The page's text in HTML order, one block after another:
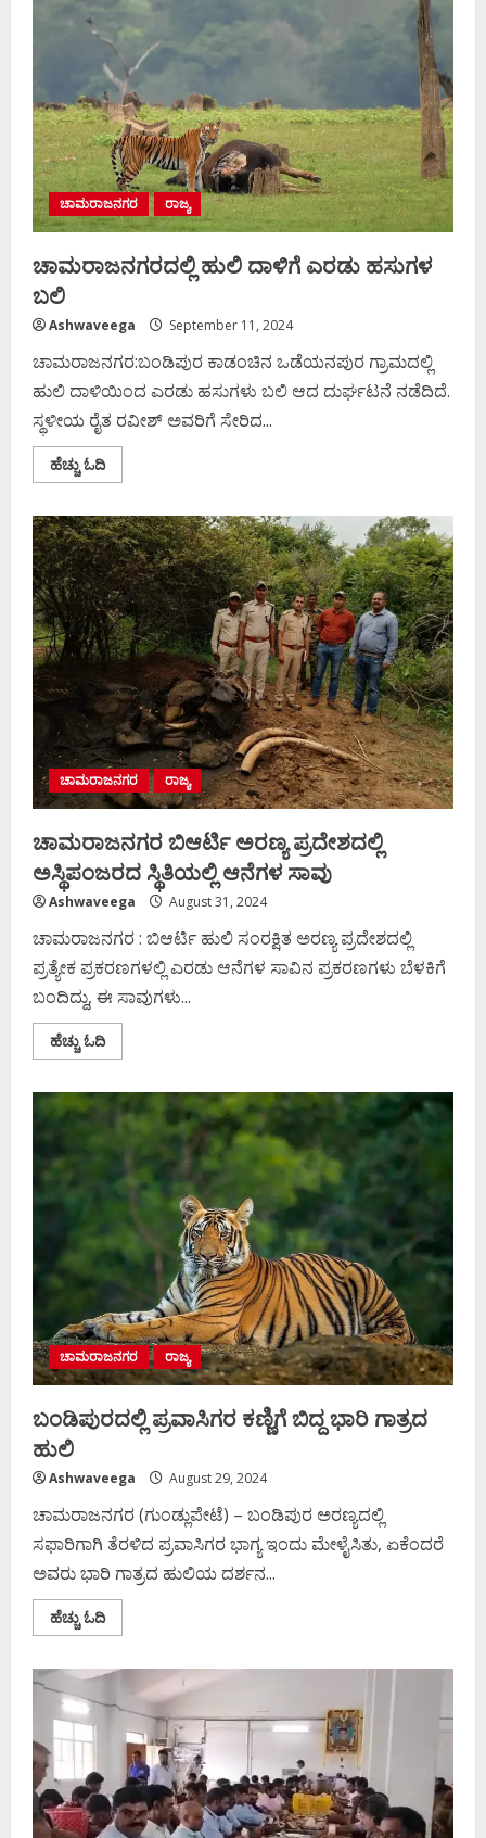
ಹೃದಯಾಘಾತ
ಚಾಮರಾಜನಗರ ರಾಜ್ಯ
ಚಾಮರಾಜನಗರದಲ್ಲಿ ಹುಲಿ ದಾಳಿಗೆ ಎರಡು ಹಸುಗಳ
ಬಲಿ
Ashwaveega September 11, 2024
ಚಾಮರಾಜನಗರ:ಬಂಡಿಪುರ ಕಾಡಂಚಿನ ಒಡೆಯನಪುರ ಗ್ರಾಮದಲ್ಲಿ
ಹುಲಿ ದಾಳಿಯಿಂದ ಎರಡು ಹಸುಗಳು ಬಲಿ ಆದ ದುರ್ಘಟನೆ ನಡೆದಿದೆ.
ಸ್ಥಳೀಯ ರೈತ ರವೀಶ್ ಅವರಿಗೆ ಸೇರಿದ...
ಹೆಚ್ಚು ಓದಿRead
more
ಹುಲಿ
ದಾಳಿಗೆ
ಎರಡು
ಹಸುಗಳ
ಬಲಿ
ಚಾಮರಾಜನಗರ ರಾಜ್ಯ
ಚಾಮರಾಜನಗರ ಬಿಆರ್ಟಿ ಅರಣ್ಯ ಪ್ರದೇಶದಲ್ಲಿ
ಅಸ್ಥಿಪಂಜರದ ಸ್ಥಿತಿಯಲ್ಲಿ ಆನೆಗಳ ಸಾವು
Ashwaveega August 31, 2024
ಚಾಮರಾಜನಗರ : ಬಿಆರ್ಟಿ ಹುಲಿ ಸಂರಕ್ಷಿತ ಅರಣ್ಯ ಪ್ರದೇಶದಲ್ಲಿ
ಪ್ರತ್ಯೇಕ ಪ್ರಕರಣಗಳಲ್ಲಿ ಎರಡು ಆನೆಗಳ ಸಾವಿನ ಪ್ರಕರಣಗಳು ಬೆಳಕಿಗೆ
ಬಂದಿದ್ದು, ಈ ಸಾವುಗಳು...
ಹೆಚ್ಚು ಓದಿRead
more
ಬಿಆರ್ಟಿ
ಅರಣ್ಯ
ಪ್ರದೇಶದಲ್ಲಿ
ಅಸ್ಥಿಪಂಜರದ
ಸ್ಥಿತಿಯಲ್ಲಿ
ಆನೆಗಳ
ಸಾವು
ಚಾಮರಾಜನಗರ ರಾಜ್ಯ
ಬಂಡಿಪುರದಲ್ಲಿ ಪ್ರವಾಸಿಗರ ಕಣ್ಣಿಗೆ ಬಿದ್ದ ಭಾರಿ ಗಾತ್ರದ
ಹುಲಿ
Ashwaveega August 29, 2024
ಚಾಮರಾಜನಗರ (ಗುಂಡ್ಲುಪೇಟೆ) – ಬಂಡಿಪುರ ಅರಣ್ಯದಲ್ಲಿ
ಸಫಾರಿಗಾಗಿ ತೆರಳಿದ ಪ್ರವಾಸಿಗರ ಭಾಗ್ಯ ಇಂದು ಮೇಳೈಸಿತು, ಏಕೆಂದರೆ
ಅವರು ಭಾರಿ ಗಾತ್ರದ ಹುಲಿಯ ದರ್ಶನ...
ಹೆಚ್ಚು ಓದಿRead
more
ಪ್ರವಾಸಿಗರ
ಬಿದ್ದ
ಗಾತ್ರದ
ಹುಲಿ